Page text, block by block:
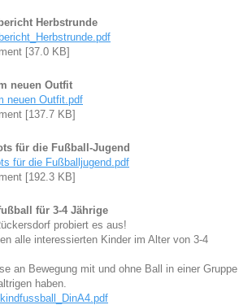
Herbstrunde
[37.0 KB]
neuen Outfit
neuen Outfit.pdf
[137.7 KB]
für die Fußball-Jugend
für die Fußballjugend.pdf
[192.3 KB]
für 3-4 Jährige
probiert es aus!
alle interessierten Kinder im Alter von 3-4
an Bewegung mit und ohne Ball in einer Gruppe
haben.